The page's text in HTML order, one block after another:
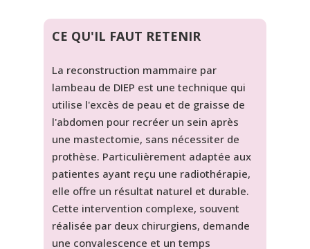
CE QU'IL FAUT RETENIR
La reconstruction mammaire par
lambeau de DIEP est une technique qui
utilise l'excès de peau et de graisse de
l'abdomen pour recréer un sein après
une mastectomie, sans nécessiter de
prothèse. Particulièrement adaptée aux
patientes ayant reçu une radiothérapie,
elle offre un résultat naturel et durable.
Cette intervention complexe, souvent
réalisée par deux chirurgiens, demande
une convalescence et un temps